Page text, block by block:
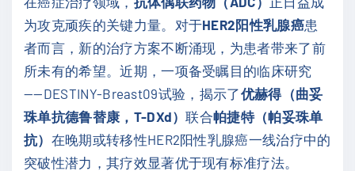
为攻克顽疾的关键力量。对于HER2阳性乳腺癌患
者而言，新的治疗方案不断涌现，为患者带来了前
所未有的希望。近期，一项备受瞩目的临床研究
——DESTINY-Breast09试验，揭示了优赫得（曲妥
珠单抗德鲁替康，T-DXd）联合帕捷特（帕妥珠单
抗） 在晚期或转移性HER2阳性乳腺癌一线治疗中的
突破性潜力，其疗效显著优于现有标准疗法。